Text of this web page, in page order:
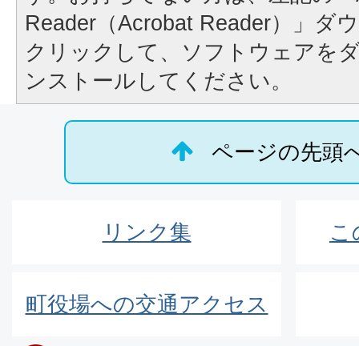
Reader（Acrobat Reader）」ダ
クリックして、ソフトウェアを
ンストールしてください。
ページの先頭
リンク集 こ
町役場への交通アクセス